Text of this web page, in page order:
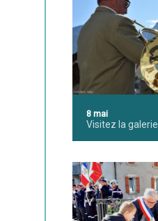
8 mai
Visitez la galerie